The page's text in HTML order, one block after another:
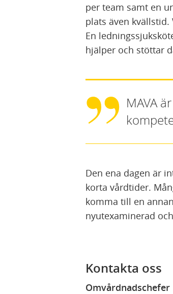
per team samt en
plats även
En
hjälper och stöttar
MAVA
Den ena dagen är
korta vårdtider.
komma till en
nyutexaminerad
Kontakta oss
Omvårdnadschefer